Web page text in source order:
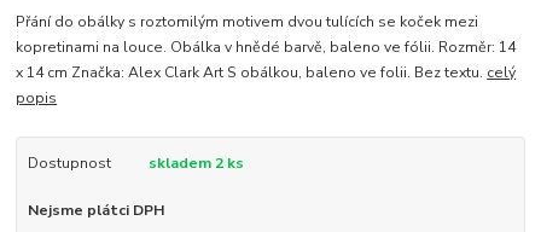
Přání do obálky s roztomilým motivem dvou tulících se koček mezi
kopretinami na louce. Obálka v hnědé barvě, baleno ve fólii. Rozměr: 14
x 14 cm Značka: Alex Clark Art S obálkou, baleno ve folii. Bez textu. celý
popis
Dostupnost skladem 2 ks
Nejsme plátci DPH